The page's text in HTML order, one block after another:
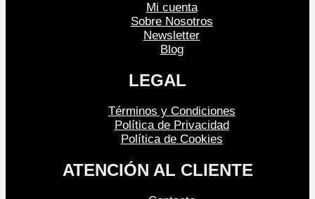
Mi cuenta
Sobre Nosotros
Newsletter
Blog
LEGAL
Términos y Condiciones
Política de Privacidad
Política de Cookies
ATENCIÓN AL CLIENTE